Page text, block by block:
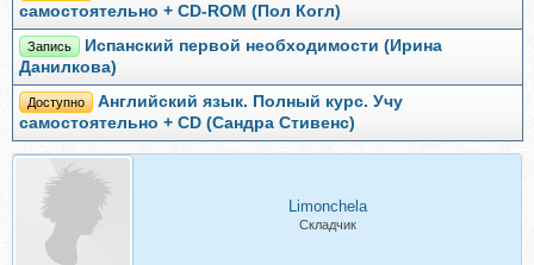
самостоятельно + CD-ROM (Пол Когл)
Запись
Испанский первой необходимости (Ирина
Данилкова)
Доступно
Английский язык. Полный курс. Учу
самостоятельно + CD (Сандра Стивенс)
Limonchela
Складчик